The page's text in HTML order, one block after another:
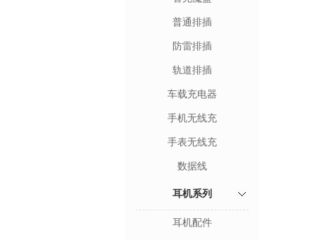
普通排插
防雷排插
轨道排插
车载充电器
手机无线充
手表无线充
数据线
耳机系列
耳机配件